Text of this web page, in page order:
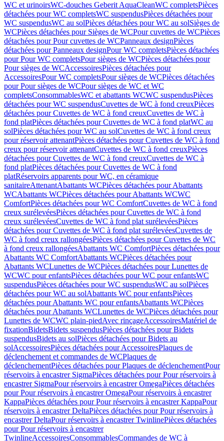
WC et urinoirsWC-douches Geberit AquaCleanWC completsPièces
détachées pour WC completsWC suspendusPièces détachées pour
WC suspendusWC au solPièces détachées pour WC au solSièges de
WCPièces détachées pour Sièges de WCPour cuvettes de WCPièces
détachées pour Pour cuvettes de WCPanneaux designPièces
détachées pour Panneaux designPour WC completsPièces détachées
pour Pour WC completsPour sièges de WCPièces détachées pour
Pour sièges de WCAccessoiresPièces détachées pour
AccessoiresPour WC completsPour sièges de WCPièces détachées
pour Pour sièges de WCPour sièges de WC et WC
completsConsommablesWC et abattants WCWC suspendusPièces
détachées pour WC suspendusCuvettes de WC à fond creuxPièces
détachées pour Cuvettes de WC à fond creuxCuvettes de WC à
fond platPièces détachées pour Cuvettes de WC à fond platWC au
solPièces détachées pour WC au solCuvettes de WC à fond creux
pour réservoir attenantPièces détachées pour Cuvettes de WC à fond
creux pour réservoir attenantCuvettes de WC à fond creuxPièces
détachées pour Cuvettes de WC à fond creuxCuvettes de WC à
fond platPièces détachées pour Cuvettes de WC à fond
platRéservoirs apparents pour WC, en céramique
sanitaireAttenantAbattants WCPièces détachées pour Abattants
WCAbattants WCPièces détachées pour Abattants WCWC
ComfortPièces détachées pour WC ComfortCuvettes de WC à fond
creux surélevéesPièces détachées pour Cuvettes de WC à fond
creux surélevéesCuvettes de WC à fond plat surélevéesPièces
détachées pour Cuvettes de WC à fond plat surélevéesCuvettes de
WC à fond creux rallongéesPièces détachées pour Cuvettes de WC
à fond creux rallongéesAbattants WC ComfortPièces détachées pour
Abattants WC ComfortAbattants WCPièces détachées pour
Abattants WCLunettes de WCPièces détachées pour Lunettes de
WCWC pour enfantsPièces détachées pour WC pour enfantsWC
suspendusPièces détachées pour WC suspendusWC au solPièces
détachées pour WC au solAbattants WC pour enfantsPièces
détachées pour Abattants WC pour enfantsAbattants WCPièces
détachées pour Abattants WCLunettes de WCPièces détachées pour
Lunettes de WCWC plain-piedAvec rinçageAccessoiresMatériel de
fixationBidetsBidets suspendusPièces détachées pour Bidets
suspendusBidets au solPièces détachées pour Bidets au
solAccessoiresPièces détachées pour AccessoiresPlaques de
déclenchement et commandes de WCPlaques de
déclenchementPièces détachées pour Plaques de déclenchementPour
réservoirs à encastrer SigmaPièces détachées pour Pour réservoirs à
encastrer SigmaPour réservoirs à encastrer OmegaPièces détachées
pour Pour réservoirs à encastrer OmegaPour réservoirs à encastrer
KappaPièces détachées pour Pour réservoirs à encastrer KappaPour
réservoirs à encastrer DeltaPièces détachées pour Pour réservoirs à
encastrer DeltaPour réservoirs à encastrer TwinlinePièces détachées
pour Pour réservoirs à encastrer
TwinlineAccessoiresConsommablesCommandes de WC à